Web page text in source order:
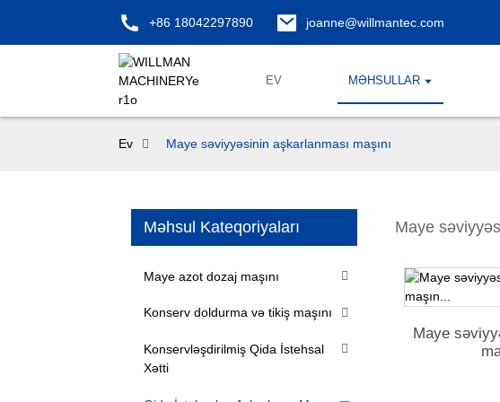
+86 18042297890 joanne@willmantec.com
EV MƏHSULLAR
Ev Maye səviyyəsinin aşkarlanması maşını
Məhsul Kateqoriyaları
Maye azot dozaj maşını
Konserv doldurma və tikiş maşını
Konservləşdirilmiş Qida İstehsal
Xətti
Maye
Maye